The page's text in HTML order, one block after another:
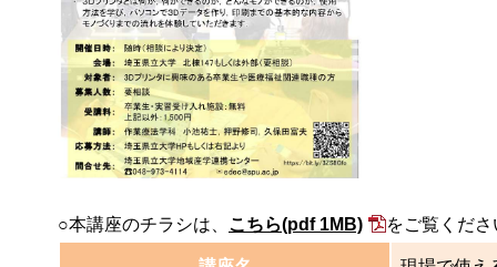
○本講座のチラシは、 こちら(pdf 1MB) をご覧くださ